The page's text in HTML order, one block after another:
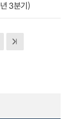
3분기)